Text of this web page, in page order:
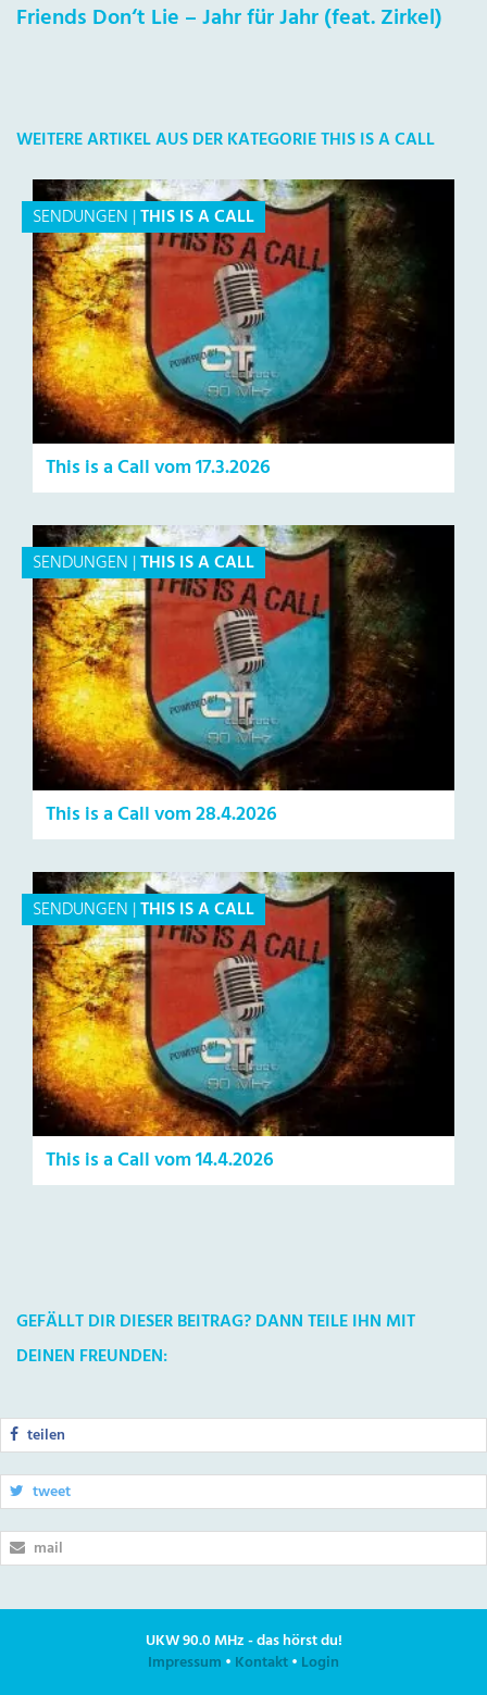
Friends Don‘t Lie – Jahr für Jahr (feat. Zirkel)
WEITERE ARTIKEL AUS DER KATEGORIE THIS IS A CALL
SENDUNGEN |THIS IS A CALL
This is a Call vom 17.3.2026
SENDUNGEN |THIS IS A CALL
This is a Call vom 28.4.2026
SENDUNGEN |THIS IS A CALL
This is a Call vom 14.4.2026
GEFÄLLT DIR DIESER BEITRAG? DANN TEILE IHN MIT
DEINEN FREUNDEN:
teilen
tweet
mail
UKW 90.0 MHz - das hörst du!
Impressum • Kontakt• Login